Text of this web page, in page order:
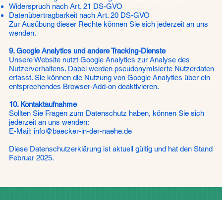
Widerspruch nach Art. 21 DS-GVO
Datenübertragbarkeit nach Art. 20 DS-GVO
Zur Ausübung dieser Rechte können Sie sich jederzeit an uns
wenden.
9. Google Analytics und andere Tracking-Dienste
Unsere Website nutzt Google Analytics zur Analyse des
Nutzerverhaltens. Dabei werden pseudonymisierte Nutzerdaten
erfasst. Sie können die Nutzung von Google Analytics über ein
entsprechendes Browser-Add-on deaktivieren.
10. Kontaktaufnahme
Sollten Sie Fragen zum Datenschutz haben, können Sie sich
jederzeit an uns wenden:
E-Mail: info@baecker-in-der-naehe.de
Diese Datenschutzerklärung ist aktuell gültig und hat den Stand
Februar 2025.